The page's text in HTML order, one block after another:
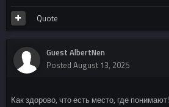
Quote
Guest AlbertNen
Posted August 13, 2025
Как здорово, что есть место, где понимают!